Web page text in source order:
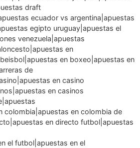
draft
ecuador vs argentina|apuestas
egipto uruguay|apuestas el
venezuela|apuestas
en
en boxeo|apuestas en
de
en casino
en casinos
colombia|apuestas en colombia de
en directo futbol|apuestas
el futbol|apuestas en el